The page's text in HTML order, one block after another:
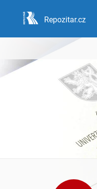
Repozitar.cz